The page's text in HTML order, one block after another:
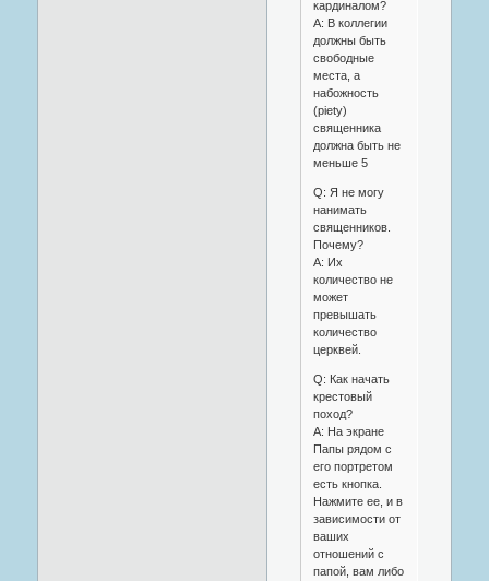
кардиналом?
A: В коллегии
должны быть
свободные
места, а
набожность
(piety)
священника
должна быть не
меньше 5
Q: Я не могу
нанимать
священников.
Почему?
A: Их
количество не
может
превышать
количество
церквей.
Q: Как начать
крестовый
поход?
A: На экране
Папы рядом с
его портретом
есть кнопка.
Нажмите ее, и в
зависимости от
ваших
отношений с
папой, вам либо